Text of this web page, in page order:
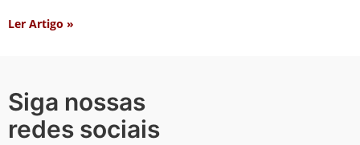
Ler Artigo »
Siga nossas
redes sociais